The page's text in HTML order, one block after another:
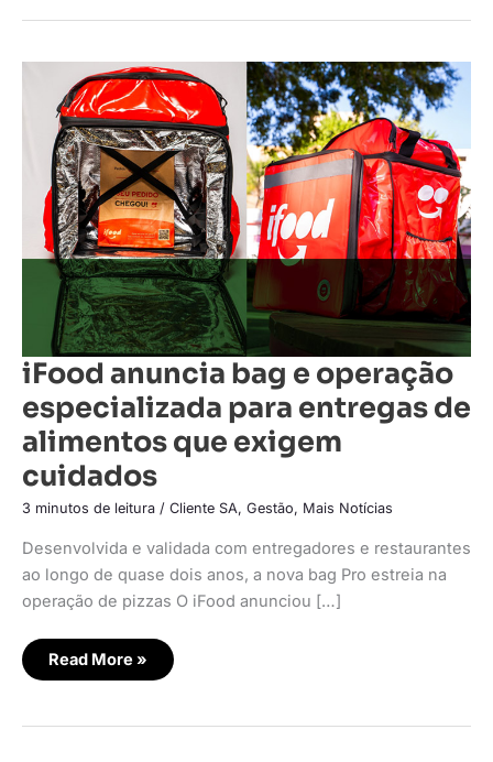
iFood anuncia bag e operação
especializada para entregas de
alimentos que exigem
cuidados
3 minutos de leitura / Cliente SA, Gestão, Mais Notícias
Desenvolvida e validada com entregadores e restaurantes
ao longo de quase dois anos, a nova bag Pro estreia na
operação de pizzas O iFood anunciou […]
iFood
anuncia
bag
e
operação
especializada
para
entregas
de
alimentos
que
exigem
cuidados
Read More »